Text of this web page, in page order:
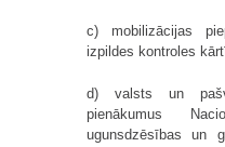
c) mobilizācijas
izpildes kontroles
d) valsts un
pienākumus
ugunsdzēsības un